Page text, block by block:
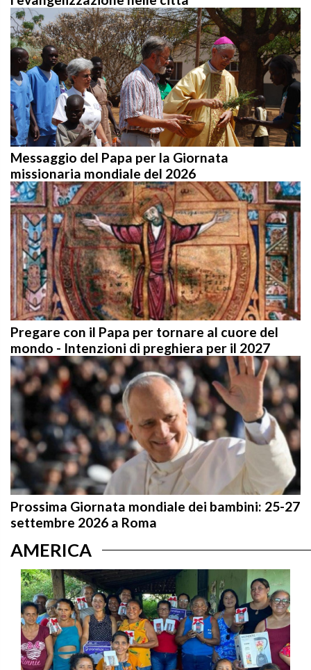
Messaggio del Papa per la Giornata
missionaria mondiale del 2026
Pregare con il Papa per tornare al cuore del
mondo - Intenzioni di preghiera per il 2027
Prossima Giornata mondiale dei bambini: 25-27
settembre 2026 a Roma